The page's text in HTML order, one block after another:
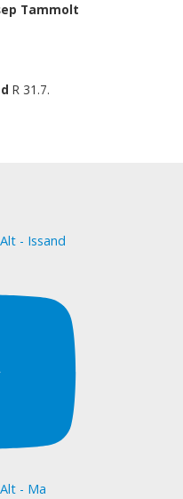
Tammolt
R 31.7.
- Issand
- Ma